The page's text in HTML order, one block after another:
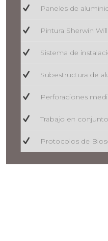
Paneles de
Pintura Sherwin
Sistema de
Subestructura de
Perforaciones
Trabajo en
Protocolos de